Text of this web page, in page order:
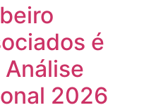
é
2026